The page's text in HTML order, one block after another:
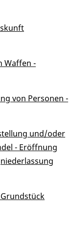
Waffen -
von Personen -
und/oder
- Eröffnung